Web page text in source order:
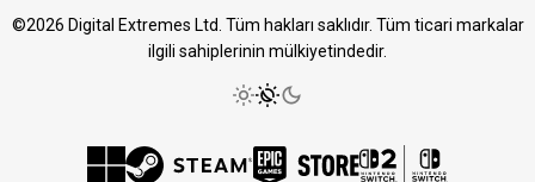
©2026 Digital Extremes Ltd. Tüm hakları saklıdır. Tüm ticari markalar
ilgili sahiplerinin mülkiyetindedir.